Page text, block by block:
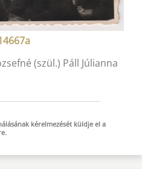
(szül.) Páll Júlianna
kérelmezését küldje el a